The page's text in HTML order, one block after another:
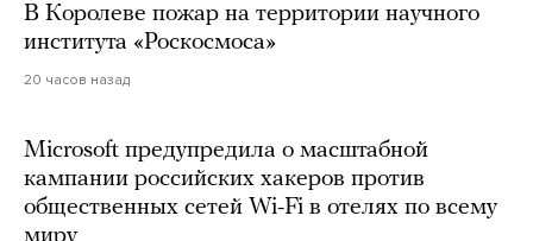
В Королеве пожар на территории научного
института «Роскосмоса»
20 часов назад
Microsoft предупредила о масштабной
кампании российских хакеров против
общественных сетей Wi-Fi в отелях по всему
миру